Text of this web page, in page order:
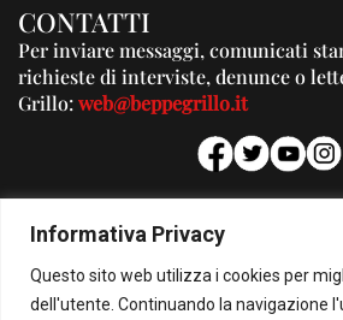
Informativa Privacy
Questo sito web utilizza i cookies per
dell'utente. Continuando la navigazione
CONTATTI
Per inviare messaggi, comunicati
richieste di interviste, denunce o
Grillo:web@beppegrillo.it
Per la tua